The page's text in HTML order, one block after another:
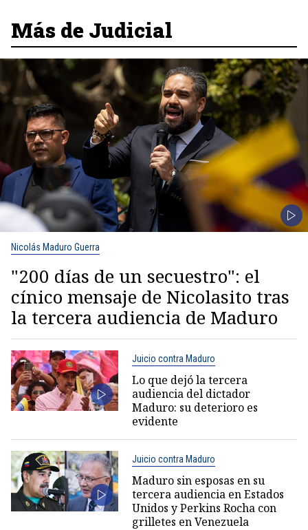
Más de Judicial
Nicolás Maduro Guerra
"200 días de un secuestro": el
cínico mensaje de Nicolasito tras
la tercera audiencia de Maduro
Juicio contra Maduro
Lo que dejó la tercera
audiencia del dictador
Maduro: su deterioro es
evidente
Juicio contra Maduro
Maduro sin esposas en su
tercera audiencia en Estados
Unidos y Perkins Rocha con
grilletes en Venezuela